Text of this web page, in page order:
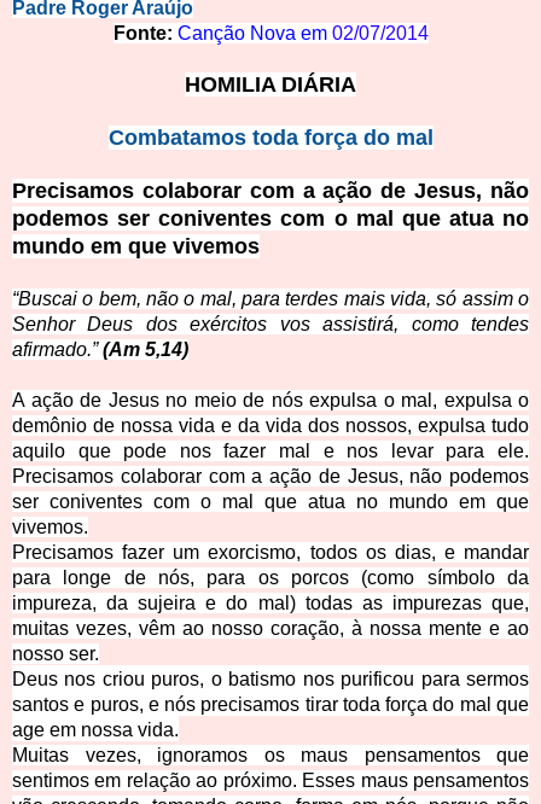
Padre Roger Araújo
Fonte: Canção Nova em 02/07/2014
HOMILIA DIÁRIA
Combatamos toda força do mal
Precisamos colaborar com a ação de Jesus, não
podemos ser coniventes com o mal que atua no
mundo em que vivemos
“Buscai o bem, não o mal, para terdes mais vida, só assim o
Senhor Deus dos exércitos vos assistirá, como tendes
afirmado.”(Am 5,14)
A ação de Jesus no meio de nós expulsa o mal, expulsa o
demônio de nossa vida e da vida dos nossos, expulsa tudo
aquilo que pode nos fazer mal e nos levar para ele.
Precisamos colaborar com a ação de Jesus, não podemos
ser coniventes com o mal que atua no mundo em que
vivemos.
Precisamos fazer um exorcismo, todos os dias, e mandar
para longe de nós, para os porcos (como símbolo da
impureza, da sujeira e do mal) todas as impurezas que,
muitas vezes, vêm ao nosso coração, à nossa mente e ao
nosso ser.
Deus nos criou puros, o batismo nos purificou para sermos
santos e puros, e nós precisamos tirar toda força do mal que
age em nossa vida.
Muitas vezes, ignoramos os maus pensamentos que
sentimos em relação ao próximo. Esses maus pensamentos